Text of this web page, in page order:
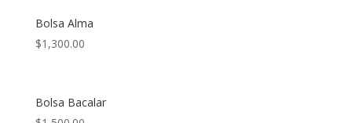
Bolsa Alma
$1,300.00
Bolsa Bacalar